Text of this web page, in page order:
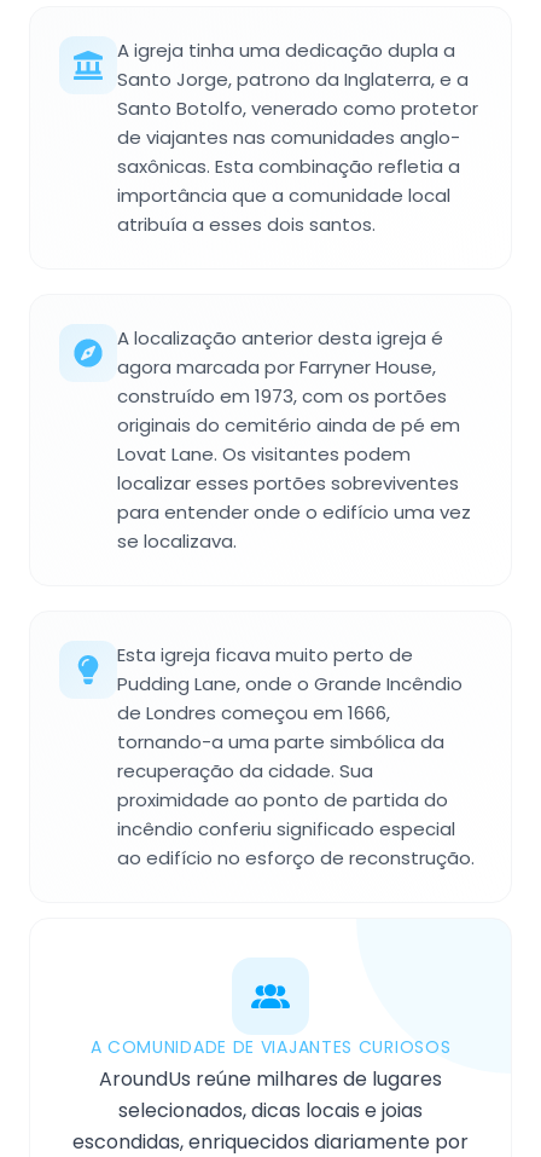
A igreja tinha uma dedicação dupla a
Santo Jorge, patrono da Inglaterra, e a
Santo Botolfo, venerado como protetor
de viajantes nas comunidades anglo-
saxônicas. Esta combinação refletia a
importância que a comunidade local
atribuía a esses dois santos.
A localização anterior desta igreja é
agora marcada por Farryner House,
construído em 1973, com os portões
originais do cemitério ainda de pé em
Lovat Lane. Os visitantes podem
localizar esses portões sobreviventes
para entender onde o edifício uma vez
se localizava.
Esta igreja ficava muito perto de
Pudding Lane, onde o Grande Incêndio
de Londres começou em 1666,
tornando-a uma parte simbólica da
recuperação da cidade. Sua
proximidade ao ponto de partida do
incêndio conferiu significado especial
ao edifício no esforço de reconstrução.
A COMUNIDADE DE VIAJANTES CURIOSOS
AroundUs reúne milhares de lugares
selecionados, dicas locais e joias
escondidas, enriquecidos diariamente por